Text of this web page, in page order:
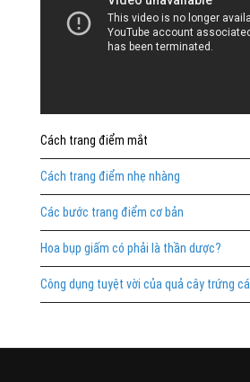
Cách trang điểm mắt
Cách trang điểm nhẹ nhàng
Các bước trang điểm cơ bản
Hoa bụp giấm có phải là thần dược?
Công dụng tuyệt vời của quả cây trứng cá